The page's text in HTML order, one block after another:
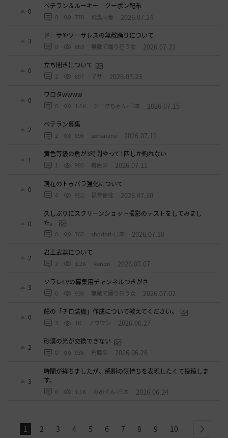
0
ベテラン＆ルーキー クーポン配布
0 778 飛鳥雨音 2026.07.24
3
ドーサやソーサレスの無敵踊りについて
0 863 無敵で踊り狂う女 2026.07.23
0
立ち聞きについて
2 897 マサ 2026.07.23
0
ワロタwwww
0 1.1K ジークちゃん-日本 2026.07.15
2
ベテラン募集
2 896 sunanana 2026.07.11
1
黄色等級の魚が3時間やって1匹しか釣れない
1 985 倉庫の 2026.07.11
0
現在のトゥバラ強化について
4 952 福音使徒 2026.07.10
0
久しぶりにスクリーンショット撮影のテストをしてみまし
た。
0 762 shodori-日本 2026.07.10
2
君王武器について
2 1.2K Renon 2026.07.07
3
ソラレEVの募集用チャンネルつきがさ
0 938 無敵で踊り狂う女 2026.07.02
0
船の「チロ装備」作成について教えてください。
3 1K ノウワン 2026.06.27
2
砂漠の光が交換できない
0 936 倉庫の 2026.06.26
3
時間が経ちましたが、感謝の気持ちを表現したくて投稿しま
す。
0 1.1K みめぐん-日本 2026.06.24
1 2 3 4 5 6 7 8 9 10 next